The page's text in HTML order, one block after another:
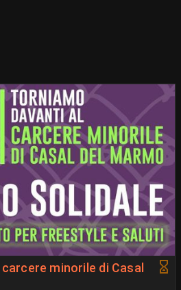
minorile di Casal